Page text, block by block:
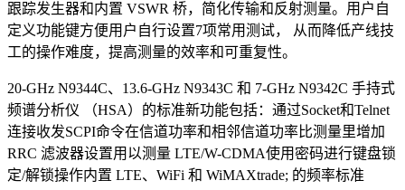
跟踪发生器和内置 VSWR 桥，简化传输和反射测量。用户自
定义功能键方便用户自行设置7项常用测试， 从而降低产线技
工的操作难度，提高测量的效率和可重复性。
20-GHz N9344C、13.6-GHz N9343C 和 7-GHz N9342C 手持式
频谱分析仪 （HSA）的标准新功能包括：通过Socket和Telnet
连接收发SCPI命令在信道功率和相邻信道功率比测量里增加
RRC 滤波器设置用以测量 LTE/W-CDMA使用密码进行键盘锁
定/解锁操作内置 LTE、WiFi 和 WiMAXtrade; 的频率标准